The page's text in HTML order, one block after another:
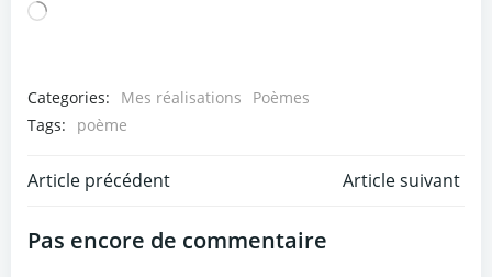
Chargement…
Categories: Mes réalisations
Poèmes
Tags:
poème
Post
navigation
Article précédent
navigation
Article suivant
Pas encore de commentaire